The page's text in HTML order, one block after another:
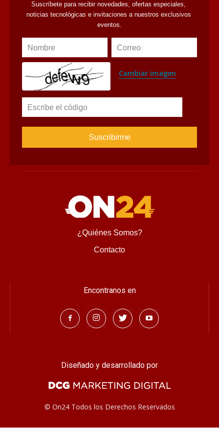
Suscríbete para recibir novedades, ofertas especiales,
noticias tecnológicas e invitaciones a nuestros exclusivos
eventos.
Nombre Correo
Cambiar imagen
Escribe el código
¿Quiénes Somos?
Contacto
Encontranos en
Diseñado y desarrollado por
© On24 Todos los Derechos Reservados